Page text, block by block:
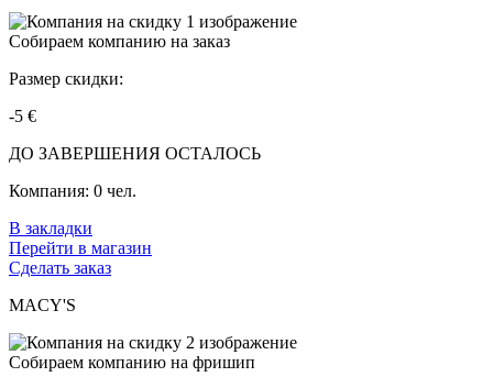
Собираем компанию на заказ
Размер скидки:
-5 €
ДО ЗАВЕРШЕНИЯ ОСТАЛОСЬ
Компания: 0 чел.
В закладки
Перейти в магазин
Сделать заказ
MACY'S
Собираем компанию на фришип